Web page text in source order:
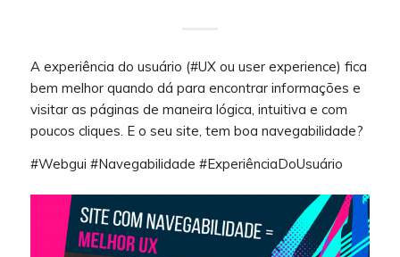
A experiência do usuário (#UX ou user experience) fica
bem melhor quando dá para encontrar informações e
visitar as páginas de maneira lógica, intuitiva e com
poucos cliques. E o seu site, tem boa navegabilidade?
#Webgui #Navegabilidade #ExperiênciaDoUsuário